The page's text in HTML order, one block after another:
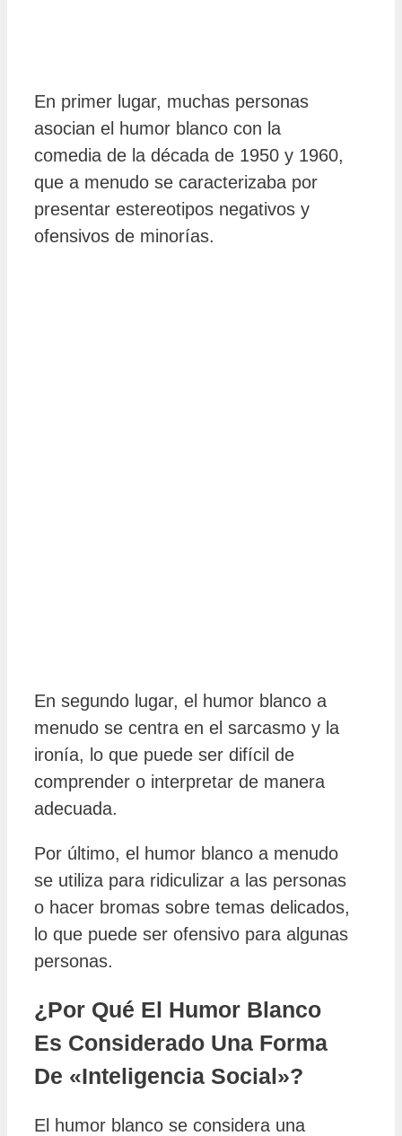
En primer lugar, muchas personas
asocian el humor blanco con la
comedia de la década de 1950 y 1960,
que a menudo se caracterizaba por
presentar estereotipos negativos y
ofensivos de minorías.
En segundo lugar, el humor blanco a
menudo se centra en el sarcasmo y la
ironía, lo que puede ser difícil de
comprender o interpretar de manera
adecuada.
Por último, el humor blanco a menudo
se utiliza para ridiculizar a las personas
o hacer bromas sobre temas delicados,
lo que puede ser ofensivo para algunas
personas.
¿Por Qué El Humor Blanco
Es Considerado Una Forma
De «inteligencia Social»?
El humor blanco se considera una